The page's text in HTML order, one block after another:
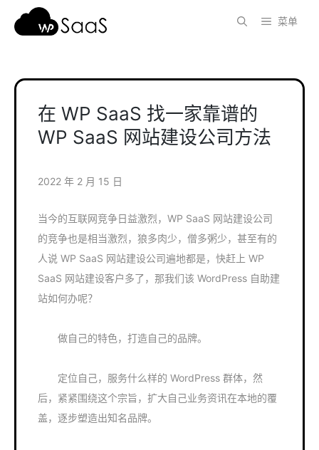
菜单
在 WP SaaS 找一家靠谱的
WP SaaS 网站建设公司方法
2022 年 2 月 15 日
当今的互联网竞争日益激烈，WP SaaS 网站建设公司
的竞争也是相当激烈，狼多肉少，僧多粥少，甚至有的
人说 WP SaaS 网站建设公司遍地都是，快赶上 WP
SaaS 网站建设客户多了，那我们该 WordPress 自助建
站如何办呢？
做自己的特色，打造自己的品牌。
定位自己，服务什么样的 WordPress 群体，然
后，紧紧围绕这个宗旨，扩大自己业务资讯在本地的覆
盖，逐步塑造出知名品牌。